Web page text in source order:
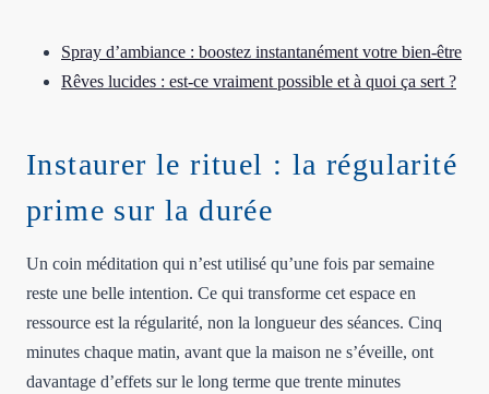
Spray d’ambiance : boostez instantanément votre bien-être
Rêves lucides : est-ce vraiment possible et à quoi ça sert ?
Instaurer le rituel : la régularité
prime sur la durée
Un coin méditation qui n’est utilisé qu’une fois par semaine
reste une belle intention. Ce qui transforme cet espace en
ressource est la régularité, non la longueur des séances. Cinq
minutes chaque matin, avant que la maison ne s’éveille, ont
davantage d’effets sur le long terme que trente minutes